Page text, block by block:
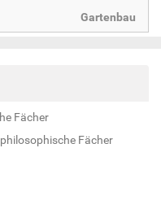
Gartenbau
Fächer
Fächer